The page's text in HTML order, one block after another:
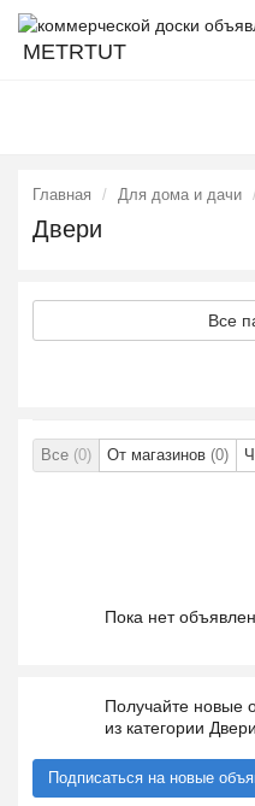
METRTUT
Главная Для дома и дачи
Двери
Все
Все (0) От магазинов (0)
Пока нет
Получайте новые
из категории Двери
Подписаться на новые